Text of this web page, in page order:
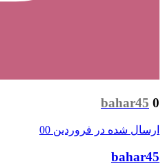
bahar45 0
ارسال شده در فروردین 00
bahar45